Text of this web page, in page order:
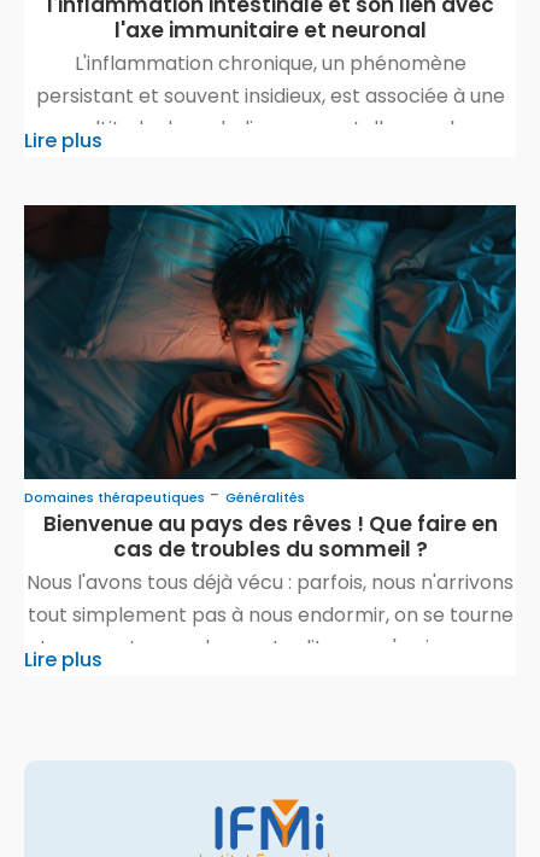
l'axe immunitaire et neuronal
L'inflammation chronique, un phénomène
persistant et souvent insidieux, est associée à une
multitude de maladies graves, telles que les
maladies cardiovasculaires, les cancers, le diabète,
traitements traditionnels, la gestion de
l'inflammation chronique reste un défi majeur en
médecine. C'est dans ce contexte que la micro-
immunothérapie suscite un intérêt croissant. […]
Lire plus
Domaines thérapeutiques - Généralités
Bienvenue au pays des rêves ! Que faire en
cas de troubles du sommeil ?
Nous l'avons tous déjà vécu : parfois, nous n'arrivons
tout simplement pas à nous endormir, on se tourne
et on se retourne dans notre lit, nous n'arrivons pas
à trouver une position de sommeil détendue et nos
Lire plus